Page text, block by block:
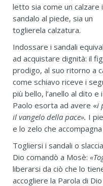
letto sia come un calzare
sandalo al piede, sia un
toglierela calzatura.
Indossare i sandali
ad acquistare dignità: il
prodigo, al suo ritorno a
come schiavo riceve i
più bello, l’anello al dito e
Paolo esorta ad avere «i
il vangelo della pace». I
e lo zelo che accompagna
Togliersi i sandali o
Dio comandò a Mosè:
liberarsi da ciò che lo
accogliere la Parola di